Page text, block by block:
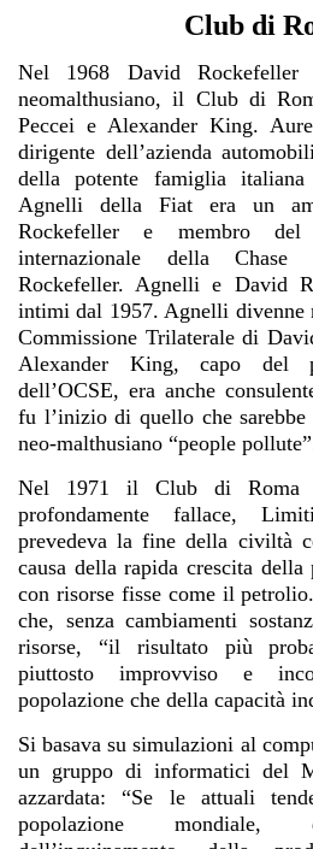
Club di
Nel 1968 David
neomalthusiano, il Club di
Peccei e Alexander King.
dirigente dell’azienda
della potente famiglia
Agnelli della Fiat era un
Rockefeller e membro del
internazionale della
Rockefeller. Agnelli e David
intimi dal 1957. Agnelli divenne
Commissione Trilaterale di
Alexander King, capo del
dell’OCSE, era anche
fu l’inizio di quello che
neo-malthusiano “people
Nel 1971 il Club di Roma
profondamente fallace,
prevedeva la fine della civiltà
causa della rapida crescita della
con risorse fisse come il
che, senza cambiamenti
risorse, “il risultato più
piuttosto improvviso e
popolazione che della capacità
Si basava su simulazioni al
un gruppo di informatici del
azzardata: “Se le attuali
popolazione mondiale,